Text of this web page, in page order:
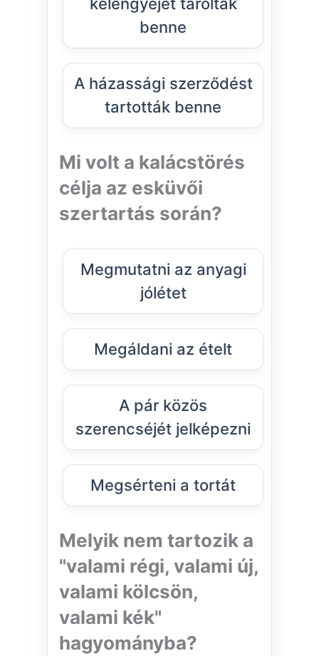
benne
A házassági szerződést
tartották benne
Mi volt a kalácstörés
célja az esküvői
szertartás során?
Megmutatni az anyagi
jólétet
Megáldani az ételt
A pár közös
szerencséjét jelképezni
Megsérteni a tortát
Melyik nem tartozik a
"valami régi, valami új,
valami kölcsön,
valami kék"
hagyományba?